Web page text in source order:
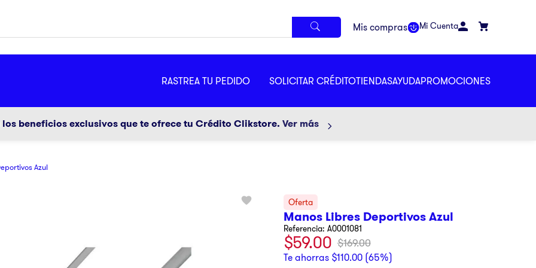
Mi Cuenta
RASTREA TU PEDIDO SOLICITAR CRÉDITOTIENDASAYUDAPROMOCIONES
beneficios exclusivos que te ofrece tu Crédito Clikstore. Ver más
Azul
Manos Libres Deportivos Azul
Referencia:A0001081
$59.00 $169.00
Te ahorras $110.00 (65%)